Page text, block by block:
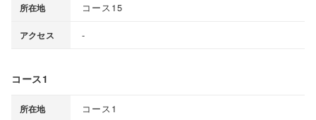
所在地 コース15
アクセス -
コース1
所在地 コース1